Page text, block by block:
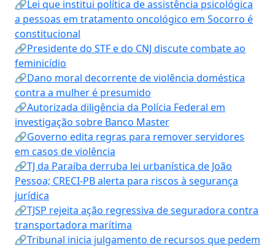
🔗Lei que institui política de assistência psicológica
a pessoas em tratamento oncológico em Socorro é
constitucional
🔗Presidente do STF e do CNJ discute combate ao
feminicídio
🔗Dano moral decorrente de violência doméstica
contra a mulher é presumido
🔗Autorizada diligência da Polícia Federal em
investigação sobre Banco Master
🔗Governo edita regras para remover servidores
em casos de violência
🔗TJ da Paraíba derruba lei urbanística de João
Pessoa; CRECI-PB alerta para riscos à segurança
jurídica
🔗TJSP rejeita ação regressiva de seguradora contra
transportadora marítima
🔗Tribunal inicia julgamento de recursos que pedem